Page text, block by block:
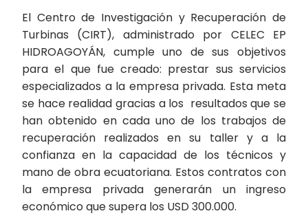
El Centro de Investigación y Recuperación de
Turbinas (CIRT), administrado por CELEC EP
HIDROAGOYÁN, cumple uno de sus objetivos
para el que fue creado: prestar sus servicios
especializados a la empresa privada. Esta meta
se hace realidad gracias a los resultados que se
han obtenido en cada uno de los trabajos de
recuperación realizados en su taller y a la
confianza en la capacidad de los técnicos y
mano de obra ecuatoriana. Estos contratos con
la empresa privada generarán un ingreso
económico que supera los USD 300.000.